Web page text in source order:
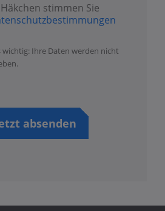
stimmen Sie
Ihre Daten werden nicht
absenden